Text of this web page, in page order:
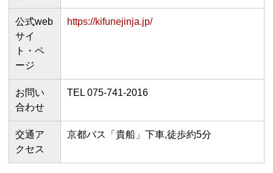
公式web
サイ
ト・ペ
ージ
https://kifunejinja.jp/
お問い
合わせ
TEL 075-741-2016
交通ア
クセス
京都バス「貴船」下車,徒歩約5分